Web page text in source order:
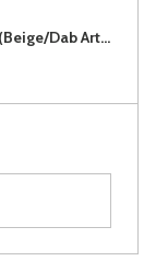
LANGEN BEIGE D60-P/L virtuvės spintelė (Beige/Dab Artisan)